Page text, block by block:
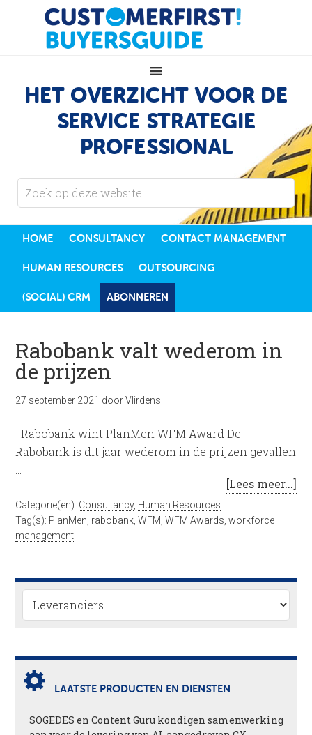
HET OVERZICHT VOOR DE
SERVICE STRATEGIE
PROFESSIONAL
HOME CONSULTANCY CONTACT MANAGEMENT
HUMAN RESOURCES OUTSOURCING
(SOCIAL) CRM ABONNEREN
Rabobank valt wederom in
de prijzen
27 september 2021 doorVlirdens
Rabobank wint PlanMen WFM Award De
Rabobank is dit jaar wederom in de prijzen gevallen
[Lees meer...]
Categorie(ën): Consultancy, Human Resources
Tag(s): PlanMen rabobank ,WFM ,WFM Awards ,workforce
management
LAATSTE PRODUCTEN EN DIENSTEN
SOGEDES en Content Guru kondigen samenwerking